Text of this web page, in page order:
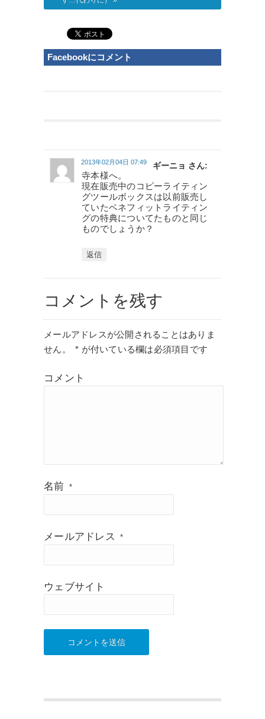
Facebookにコメント
ギーニョ さん:
2013年02月04日 07:49
寺本様へ。
現在販売中のコピーライティン
グツールボックスは以前販売し
ていたベネフィットライティン
グの特典についてたものと同じ
ものでしょうか？
返信
コメントを残す
メールアドレスが公開されることはありま
せん。
* が付いている欄は必須項目です
コメント
名前 *
メールアドレス *
ウェブサイト